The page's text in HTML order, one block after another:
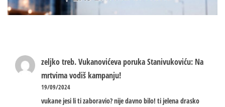
zeljko treb.Vukanovićeva poruka Stanivukoviću: Na
mrtvima vodiš kampanju!
19/09/2024
vukane jesi li ti zaboravio? nije davno bilo! ti jelena drasko